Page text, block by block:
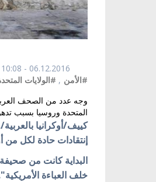
06.12.2016 - 10:08
#الأمن , #الولايات
المتحدة وروسيا بسبب
إنتقادات حادة لكل من
البداية كانت من
خلف العباءة